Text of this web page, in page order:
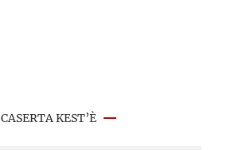
CASERTA KEST’È